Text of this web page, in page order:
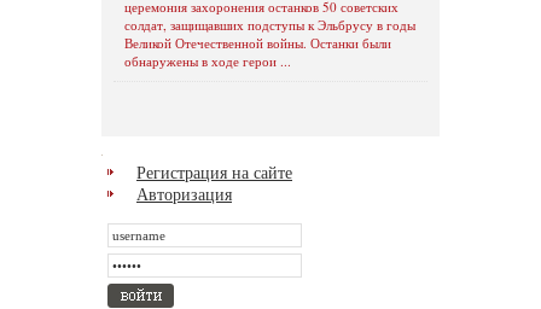
церемония захоронения останков 50 советских
солдат, защищавших подступы к Эльбрусу в годы
Великой Отечественной войны. Останки были
обнаружены в ходе герои ...
Регистрация на сайте
Авторизация